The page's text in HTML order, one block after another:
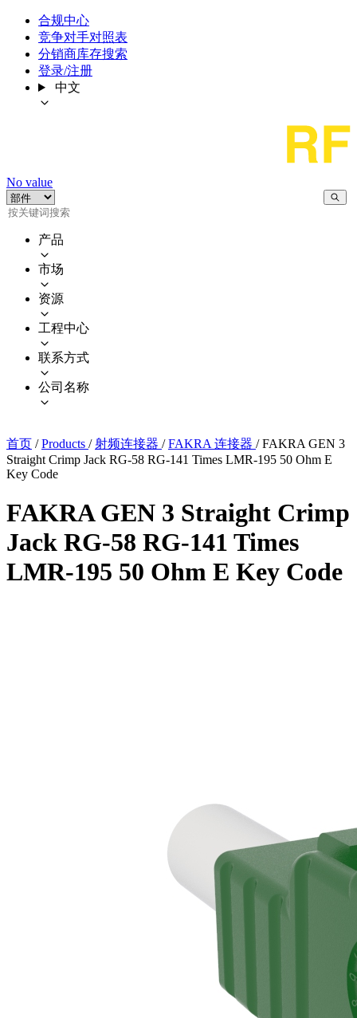
合规中心
竞争对手对照表
分销商库存搜索
登录/注册
中文
No value
产品
市场
资源
工程中心
联系方式
公司名称
首页 / Products / 射频连接器 / FAKRA 连接器 / FAKRA GEN 3
Straight Crimp Jack RG-58 RG-141 Times LMR-195 50 Ohm E
Key Code
FAKRA GEN 3 Straight Crimp
Jack RG-58 RG-141 Times
LMR-195 50 Ohm E Key Code